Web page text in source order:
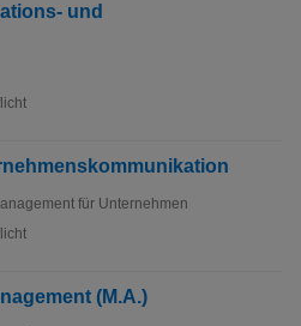
und
für Unternehmen
(M.A.)